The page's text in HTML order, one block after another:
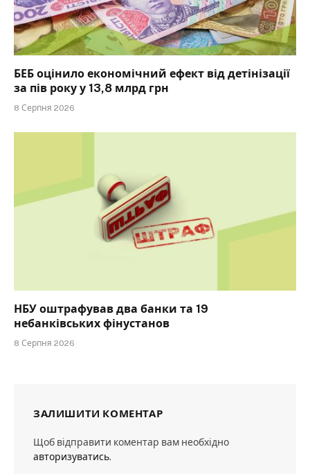
БЕБ оцінило економічний ефект від детінізації
за пів року у 13,8 млрд грн
8 Серпня 2026
НБУ оштрафував два банки та 19
небанківських фінустанов
8 Серпня 2026
ЗАЛИШИТИ КОМЕНТАР
Щоб відправити коментар вам необхідно
авторизуватись.